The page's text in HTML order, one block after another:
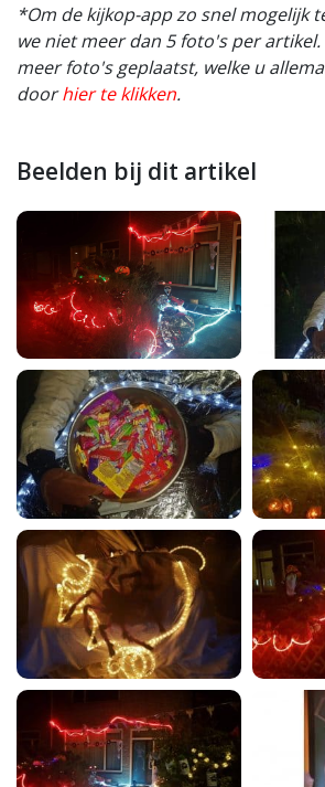
*Om de kijkop-app zo snel mogelijk
we niet meer dan 5 foto's per
meer foto's geplaatst, welke u
doorhier te klikken.
Beelden bij dit artikel